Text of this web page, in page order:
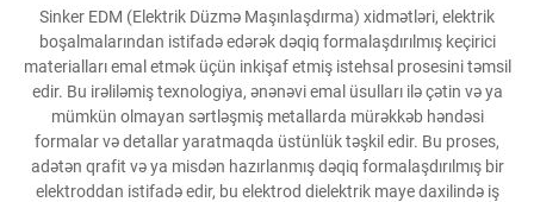
Sinker EDM (Elektrik Düzmə Maşınlaşdırma) xidmətləri, elektrik
boşalmalarından istifadə edərək dəqiq formalaşdırılmış keçirici
materialları emal etmək üçün inkişaf etmiş istehsal prosesini təmsil
edir. Bu irəliləmiş texnologiya, ənənəvi emal üsulları ilə çətin və ya
mümkün olmayan sərtləşmiş metallarda mürəkkəb həndəsi
formalar və detallar yaratmaqda üstünlük təşkil edir. Bu proses,
adətən qrafit və ya misdən hazırlanmış dəqiq formalaşdırılmış bir
elektroddan istifadə edir, bu elektrod dielektrik maye daxilində iş